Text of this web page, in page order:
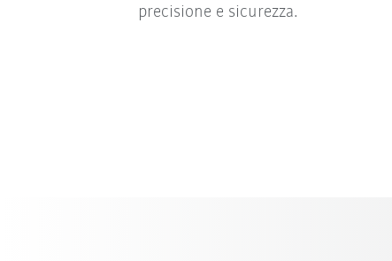
precisione e sicurezza.